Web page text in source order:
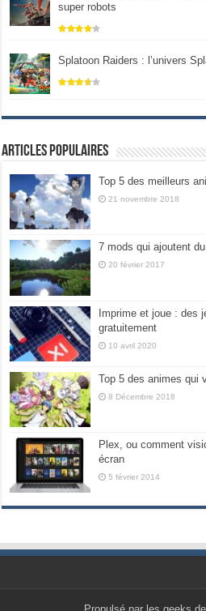
super robots
Splatoon Raiders : l’univers
Articles populaires
Top 5 des meilleurs
21 novembre 2018
7 mods qui ajoutent
20 février 2017
Imprime et joue : des
gratuitement
10 avril 2020
Top 5 des animes qui
8 Décembre 2018
Plex, ou comment
écran
5 février 2014